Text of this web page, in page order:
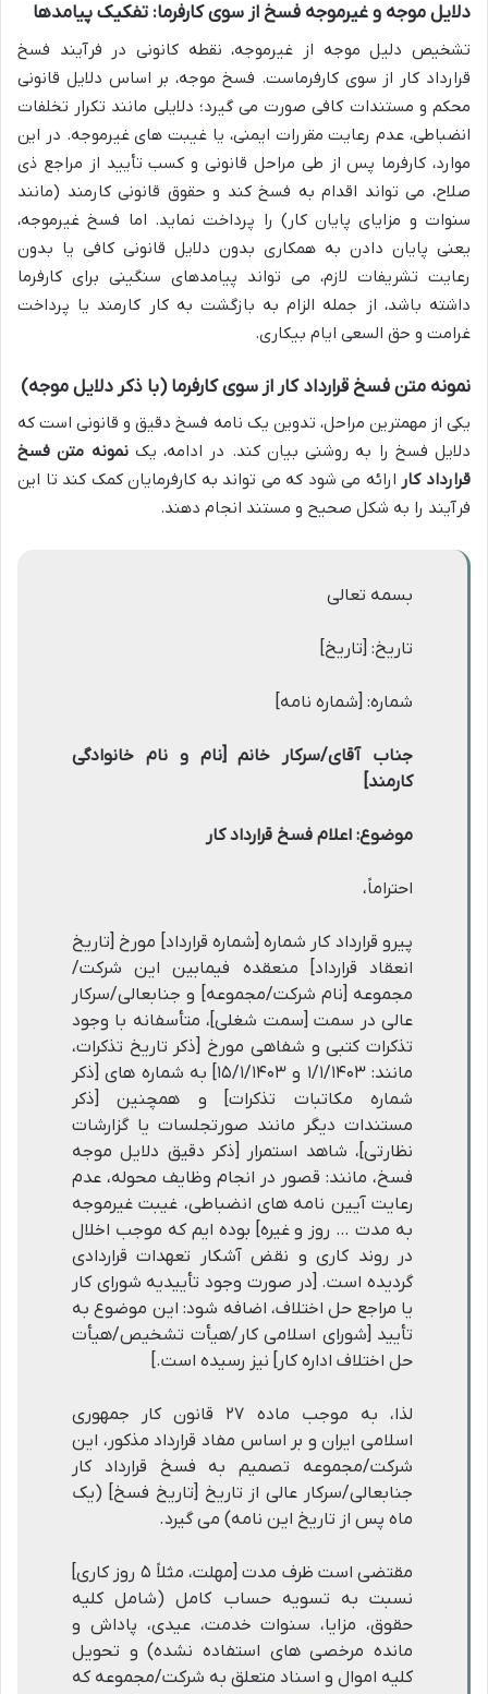
دلایل موجه و غیرموجه فسخ از سوی کارفرما: تفکیک پیامدها
تشخیص دلیل موجه از غیرموجه، نقطه کانونی در فرآیند فسخ
قرارداد کار از سوی کارفرماست. فسخ موجه، بر اساس دلایل قانونی
محکم و مستندات کافی صورت می گیرد؛ دلایلی مانند تکرار تخلفات
انضباطی، عدم رعایت مقررات ایمنی، یا غیبت های غیرموجه. در این
موارد، کارفرما پس از طی مراحل قانونی و کسب تأیید از مراجع ذی
صلاح، می تواند اقدام به فسخ کند و حقوق قانونی کارمند (مانند
سنوات و مزایای پایان کار) را پرداخت نماید. اما فسخ غیرموجه،
یعنی پایان دادن به همکاری بدون دلایل قانونی کافی یا بدون
رعایت تشریفات لازم، می تواند پیامدهای سنگینی برای کارفرما
داشته باشد، از جمله الزام به بازگشت به کار کارمند یا پرداخت
غرامت و حق السعی ایام بیکاری.
نمونه متن فسخ قرارداد کار از سوی کارفرما (با ذکر دلایل موجه)
یکی از مهمترین مراحل، تدوین یک نامه فسخ دقیق و قانونی است که
دلایل فسخ را به روشنی بیان کند. در ادامه، یکنمونه متن فسخ
قرارداد کار ارائه می شود که می تواند به کارفرمایان کمک کند تا این
فرآیند را به شکل صحیح و مستند انجام دهند.
بسمه تعالی
تاریخ: [تاریخ]
شماره: [شماره نامه]
جناب آقای/سرکار خانم [نام و نام خانوادگی
کارمند]
موضوع: اعلام فسخ قرارداد کار
احتراماً،
پیرو قرارداد کار شماره [شماره قرارداد] مورخ [تاریخ
انعقاد قرارداد] منعقده فیمابین این شرکت/
مجموعه [نام شرکت/مجموعه] و جنابعالی/سرکار
عالی در سمت [سمت شغلی]، متأسفانه با وجود
تذکرات کتبی و شفاهی مورخ [ذکر تاریخ تذکرات،
مانند: ۱/۱/۱۴۰۳ و ۱۵/۱/۱۴۰۳] به شماره های [ذکر
شماره مکاتبات تذکرات] و همچنین [ذکر
مستندات دیگر مانند صورتجلسات یا گزارشات
نظارتی]، شاهد استمرار [ذکر دقیق دلایل موجه
فسخ، مانند: قصور در انجام وظایف محوله، عدم
رعایت آیین نامه های انضباطی، غیبت غیرموجه
به مدت … روز و غیره] بوده ایم که موجب اخلال
در روند کاری و نقض آشکار تعهدات قراردادی
گردیده است. [در صورت وجود تأییدیه شورای کار
یا مراجع حل اختلاف، اضافه شود: این موضوع به
تأیید [شورای اسلامی کار/هیأت تشخیص/هیأت
حل اختلاف اداره کار] نیز رسیده است.]
لذا، به موجب ماده ۲۷ قانون کار جمهوری
اسلامی ایران و بر اساس مفاد قرارداد مذکور، این
شرکت/مجموعه تصمیم به فسخ قرارداد کار
جنابعالی/سرکار عالی از تاریخ [تاریخ فسخ] (یک
ماه پس از تاریخ این نامه) می گیرد.
مقتضی است ظرف مدت [مهلت، مثلاً ۵ روز کاری]
نسبت به تسویه حساب کامل (شامل کلیه
حقوق، مزایا، سنوات خدمت، عیدی، پاداش و
مانده مرخصی های استفاده نشده) و تحویل
کلیه اموال و اسناد متعلق به شرکت/مجموعه که